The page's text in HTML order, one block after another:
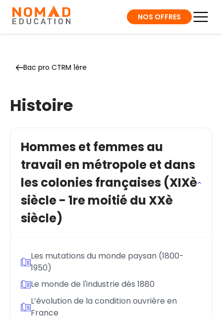
NOS OFFRES
Bac pro CTRM 1ère
Histoire
Hommes et femmes au
travail en métropole et dans
les colonies françaises (XIXè
siècle - 1re moitié du XXè
siècle)
Les mutations du monde paysan (1800-
1950)
Le monde de l'industrie dès 1880
L’évolution de la condition ouvrière en
France